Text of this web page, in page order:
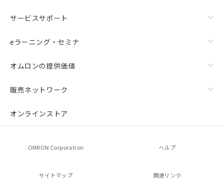
サービスサポート
eラーニング・セミナ
オムロンの提供価値
販売ネットワーク
オンラインストア
OMRON Corporation ヘルプ
サイトマップ 関連リンク